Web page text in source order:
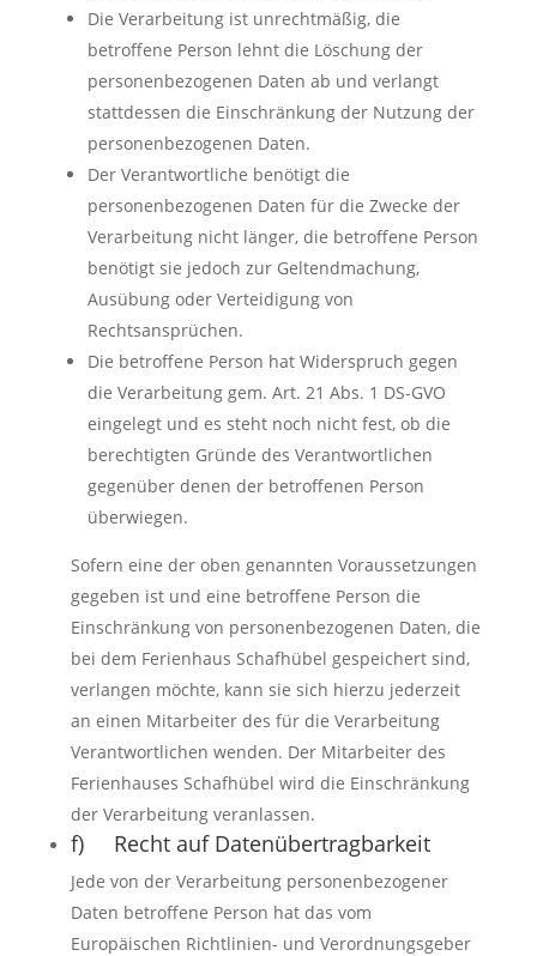
Die Verarbeitung ist unrechtmäßig, die
betroffene Person lehnt die Löschung der
personenbezogenen Daten ab und verlangt
stattdessen die Einschränkung der Nutzung der
personenbezogenen Daten.
Der Verantwortliche benötigt die
personenbezogenen Daten für die Zwecke der
Verarbeitung nicht länger, die betroffene Person
benötigt sie jedoch zur Geltendmachung,
Ausübung oder Verteidigung von
Rechtsansprüchen.
Die betroffene Person hat Widerspruch gegen
die Verarbeitung gem. Art. 21 Abs. 1 DS-GVO
eingelegt und es steht noch nicht fest, ob die
berechtigten Gründe des Verantwortlichen
gegenüber denen der betroffenen Person
überwiegen.
Sofern eine der oben genannten Voraussetzungen
gegeben ist und eine betroffene Person die
Einschränkung von personenbezogenen Daten, die
bei dem Ferienhaus Schafhübel gespeichert sind,
verlangen möchte, kann sie sich hierzu jederzeit
an einen Mitarbeiter des für die Verarbeitung
Verantwortlichen wenden. Der Mitarbeiter des
Ferienhauses Schafhübel wird die Einschränkung
der Verarbeitung veranlassen.
f) Recht auf Datenübertragbarkeit
Jede von der Verarbeitung personenbezogener
Daten betroffene Person hat das vom
Europäischen Richtlinien- und Verordnungsgeber